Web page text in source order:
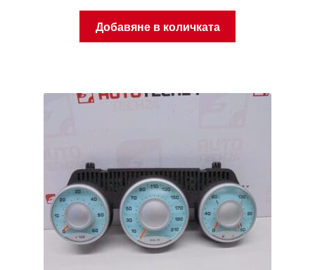
Добавяне в количката